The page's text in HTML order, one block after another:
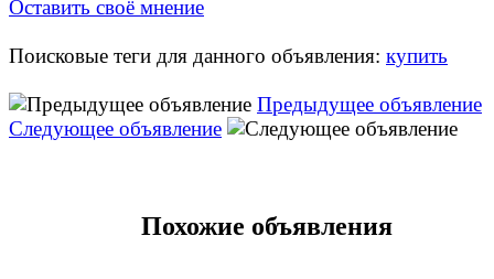
Оставить своё мнение
Поисковые теги для данного объявления: купить
Предыдущее объявление
Следующее объявление
Похожие объявления